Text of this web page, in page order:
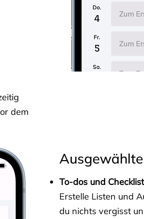
dem
To-dos und
Erstelle Listen und
du nichts vergisst